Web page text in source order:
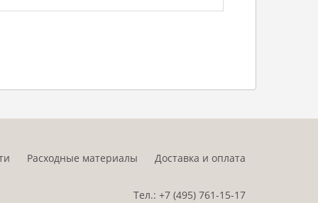
Расходные материалы Доставка и оплата
Тел.: +7 (495) 761-15-17